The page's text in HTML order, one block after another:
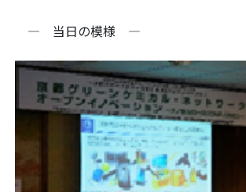
― 当日の模様 ―